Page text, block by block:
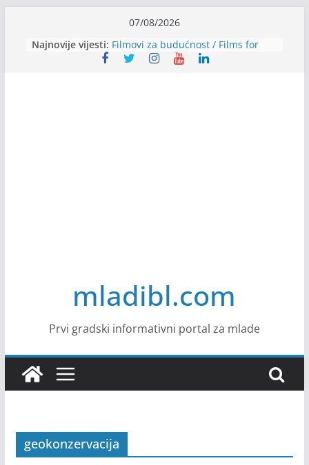
content
07/08/2026
Najnovije vijesti: Filmovi za budućnost / Films for
Future
mladibl.com
Prvi gradski informativni portal za mlade
geokonzervacija